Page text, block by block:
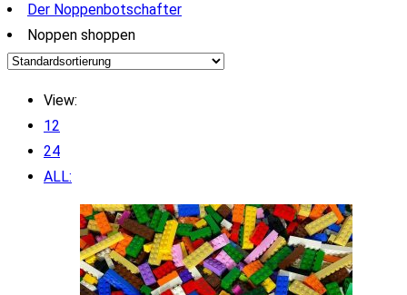
Der Noppenbotschafter
Noppen shoppen
View:
12
24
ALL: